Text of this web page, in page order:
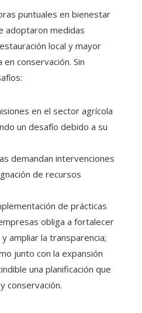
puntuales en bienestar
adoptaron medidas
local y mayor
conservación. Sin
en el sector agrícola
un desafío debido a su
demandan intervenciones
de recursos
de prácticas
obliga a fortalecer
ampliar la transparencia;
junto con la expansión
una planificación que
conservación.